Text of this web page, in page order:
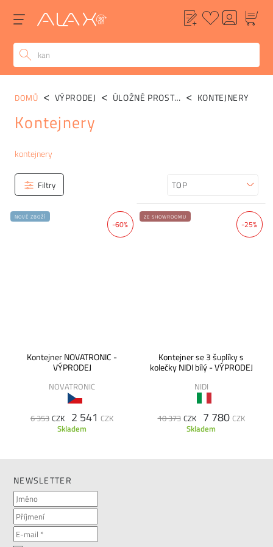
Kategorie
kontejnery
DOMŮ VÝPRODEJ ÚLOŽNÉ PROSTORY KONTEJNERY
Kontejnery
Filtry Seřadit
-60%
NOVÉ ZBOŽÍ
Kontejner NOVATRONIC -
VÝPRODEJ
NOVATRONIC
6 353 CZK 2 541 CZK
Skladem
-25%
ZE SHOWROOMU
Kontejner se 3 šuplíky s
kolečky NIDI bílý - VÝPRODEJ
NIDI
10 373 CZK 7 780 CZK
Skladem
NEWSLETTER